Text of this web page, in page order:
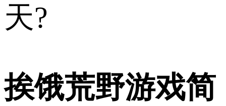
天?
挨饿荒野游戏简